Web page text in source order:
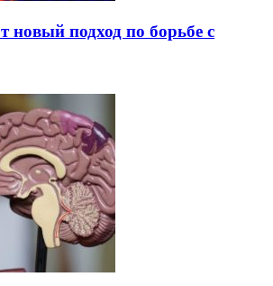
новый подход по борьбе с